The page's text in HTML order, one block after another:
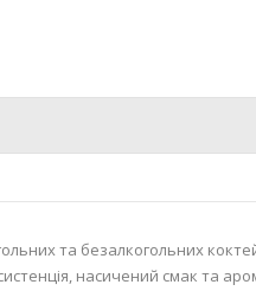
та безалкогольних
насичений смак та